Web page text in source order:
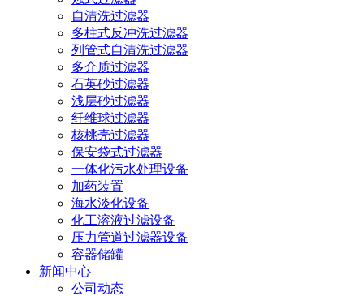
自清洗过滤器
多柱式反冲洗过滤器
列管式自清洗过滤器
多介质过滤器
石英砂过滤器
浅层砂过滤器
纤维球过滤器
核桃壳过滤器
保安袋式过滤器
一体化污水处理设备
加药装置
海水淡化设备
化工溶液过滤设备
压力管道过滤器设备
容器储罐
新闻中心
公司动态